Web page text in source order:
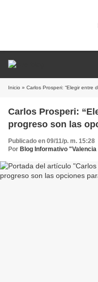
Inicio » Carlos Prosperi: “Elegir entre
Carlos Prosperi:
progreso son las
Publicado en 09/11/p. m. 15:28
Por Blog Informativo "Valencia